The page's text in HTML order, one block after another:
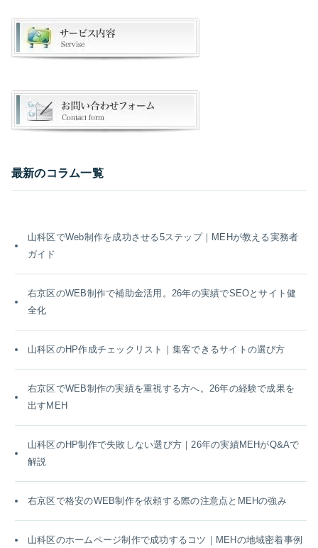
最新のコラム一覧
山科区でWeb制作を成功させる5ステップ｜MEHが教える実務者
ガイド
右京区のWEB制作で補助金活用。26年の実績でSEOとサイト健
全化
山科区のHP作成チェックリスト｜集客できるサイトの選び方
右京区でWEB制作の実績を重視する方へ。26年の経験で成果を
出すMEH
山科区のHP制作で失敗しない選び方｜26年の実績MEHがQ&Aで
解説
右京区で格安のWEB制作を依頼する際の注意点とMEHの強み
山科区のホームページ制作で成功するコツ｜MEHの地域密着事例